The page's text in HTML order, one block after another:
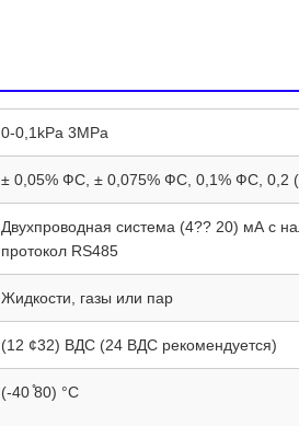
0-0,1kPa 3MPa
± 0,05% ФС, ± 0,075% ФС, 0,1% ФС, 0,2
Двухпроводная система (4?? 20) мА с
протокол RS485
Жидкости, газы или пар
(12 ¢32) ВДС (24 ВДС рекомендуется)
(-40 ̊80) °C